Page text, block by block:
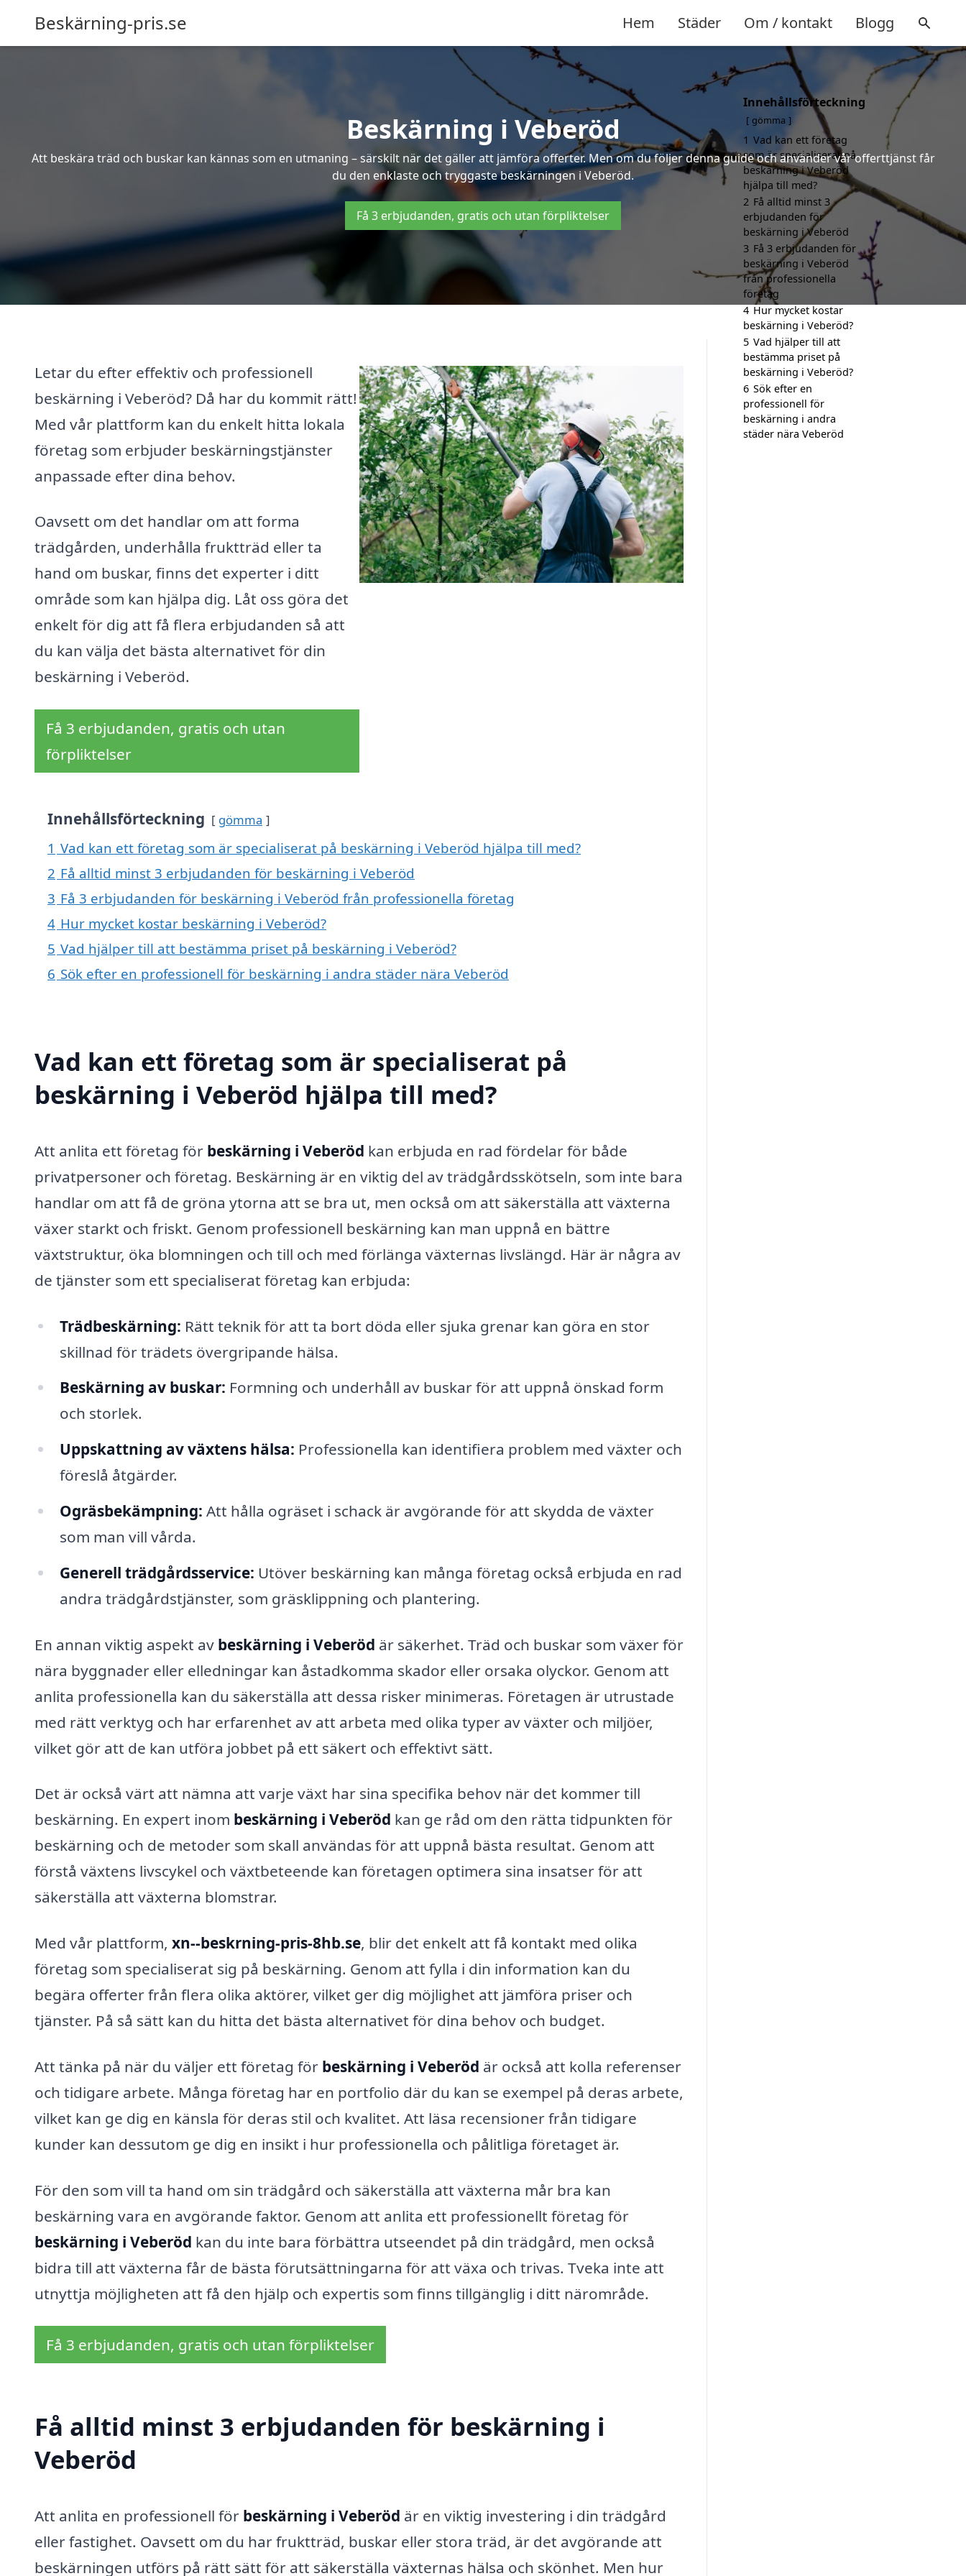
Beskärning-pris.se Hem Städer Om / kontakt Blogg
Beskärning i Veberöd
Att beskära träd och buskar kan kännas som en utmaning – särskilt när det gäller att jämföra offerter. Men om du följer denna guide och använder vår offerttjänst får
du den enklaste och tryggaste beskärningen i Veberöd.
Få 3 erbjudanden, gratis och utan förpliktelser
Letar du efter effektiv och professionell
beskärning i Veberöd? Då har du kommit rätt!
Med vår plattform kan du enkelt hitta lokala
företag som erbjuder beskärningstjänster
anpassade efter dina behov.
Oavsett om det handlar om att forma
trädgården, underhålla fruktträd eller ta
hand om buskar, finns det experter i ditt
område som kan hjälpa dig. Låt oss göra det
enkelt för dig att få flera erbjudanden så att
du kan välja det bästa alternativet för din
beskärning i Veberöd.
Få 3 erbjudanden, gratis och utan
förpliktelser
Innehållsförteckning gömma
1 Vad kan ett företag som är specialiserat på beskärning i Veberöd hjälpa till med?
2 Få alltid minst 3 erbjudanden för beskärning i Veberöd
3 Få 3 erbjudanden för beskärning i Veberöd från professionella företag
4 Hur mycket kostar beskärning i Veberöd?
5 Vad hjälper till att bestämma priset på beskärning i Veberöd?
6 Sök efter en professionell för beskärning i andra städer nära Veberöd
Vad kan ett företag som är specialiserat på
beskärning i Veberöd hjälpa till med?
Att anlita ett företag för beskärning i Veberöd kan erbjuda en rad fördelar för både
privatpersoner och företag. Beskärning är en viktig del av trädgårdsskötseln, som inte bara
handlar om att få de gröna ytorna att se bra ut, men också om att säkerställa att växterna
växer starkt och friskt. Genom professionell beskärning kan man uppnå en bättre
växtstruktur, öka blomningen och till och med förlänga växternas livslängd. Här är några av
de tjänster som ett specialiserat företag kan erbjuda:
Trädbeskärning: Rätt teknik för att ta bort döda eller sjuka grenar kan göra en stor
skillnad för trädets övergripande hälsa.
Beskärning av buskar: Formning och underhåll av buskar för att uppnå önskad form
och storlek.
Uppskattning av växtens hälsa: Professionella kan identifiera problem med växter och
föreslå åtgärder.
Ogräsbekämpning: Att hålla ogräset i schack är avgörande för att skydda de växter
som man vill vårda.
Generell trädgårdsservice: Utöver beskärning kan många företag också erbjuda en rad
andra trädgårdstjänster, som gräsklippning och plantering.
En annan viktig aspekt av beskärning i Veberöd är säkerhet. Träd och buskar som växer för
nära byggnader eller elledningar kan åstadkomma skador eller orsaka olyckor. Genom att
anlita professionella kan du säkerställa att dessa risker minimeras. Företagen är utrustade
med rätt verktyg och har erfarenhet av att arbeta med olika typer av växter och miljöer,
vilket gör att de kan utföra jobbet på ett säkert och effektivt sätt.
Det är också värt att nämna att varje växt har sina specifika behov när det kommer till
beskärning. En expert inom beskärning i Veberöd kan ge råd om den rätta tidpunkten för
beskärning och de metoder som skall användas för att uppnå bästa resultat. Genom att
förstå växtens livscykel och växtbeteende kan företagen optimera sina insatser för att
säkerställa att växterna blomstrar.
Med vår plattform, xn--beskrning-pris-8hb.se, blir det enkelt att få kontakt med olika
företag som specialiserat sig på beskärning. Genom att fylla i din information kan du
begära offerter från flera olika aktörer, vilket ger dig möjlighet att jämföra priser och
tjänster. På så sätt kan du hitta det bästa alternativet för dina behov och budget.
Att tänka på när du väljer ett företag för beskärning i Veberöd är också att kolla referenser
och tidigare arbete. Många företag har en portfolio där du kan se exempel på deras arbete,
vilket kan ge dig en känsla för deras stil och kvalitet. Att läsa recensioner från tidigare
kunder kan dessutom ge dig en insikt i hur professionella och pålitliga företaget är.
För den som vill ta hand om sin trädgård och säkerställa att växterna mår bra kan
beskärning vara en avgörande faktor. Genom att anlita ett professionellt företag för
beskärning i Veberöd kan du inte bara förbättra utseendet på din trädgård, men också
bidra till att växterna får de bästa förutsättningarna för att växa och trivas. Tveka inte att
utnyttja möjligheten att få den hjälp och expertis som finns tillgänglig i ditt närområde.
Få 3 erbjudanden, gratis och utan förpliktelser
Få alltid minst 3 erbjudanden för beskärning i
Veberöd
Att anlita en professionell för beskärning i Veberöd är en viktig investering i din trädgård
eller fastighet. Oavsett om du har fruktträd, buskar eller stora träd, är det avgörande att
beskärningen utförs på rätt sätt för att säkerställa växternas hälsa och skönhet. Men hur
Innehållsförteckning
gömma
1 Vad kan ett företag
som är specialiserat på
beskärning i Veberöd
hjälpa till med?
2 Få alltid minst 3
erbjudanden för
beskärning i Veberöd
3 Få 3 erbjudanden för
beskärning i Veberöd
från professionella
företag
4 Hur mycket kostar
beskärning i Veberöd?
5 Vad hjälper till att
bestämma priset på
beskärning i Veberöd?
6 Sök efter en
professionell för
beskärning i andra
städer nära Veberöd